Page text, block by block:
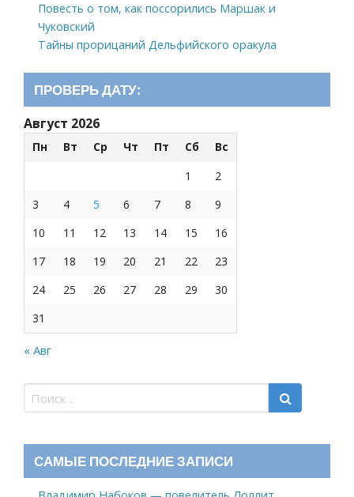
Повесть о том, как поссорились Маршак и
Чуковский
Тайны прорицаний Дельфийского оракула
ПРОВЕРЬ ДАТУ:
Август 2026
Пн Вт Ср Чт Пт Сб
Вс
1
2
3
4 5 6 7 8
9
10
11 12 13 14 15
16
17
18 19 20 21 22
23
24
25 26 27 28 29
30
31
« Авг
САМЫЕ ПОСЛЕДНИЕ ЗАПИСИ